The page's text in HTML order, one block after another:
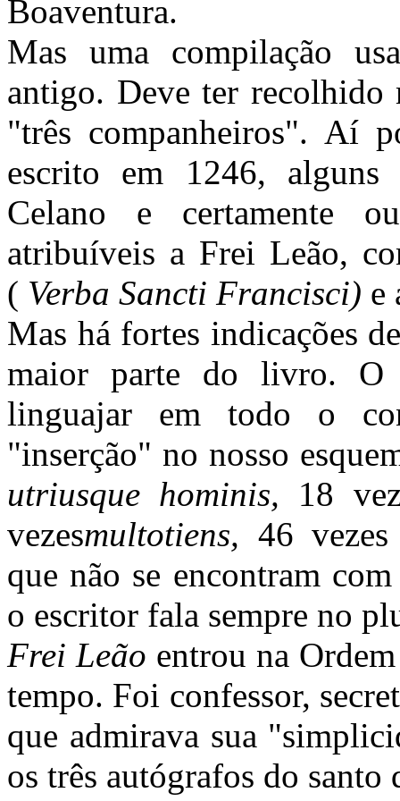
Boaventura.
Mas uma compilação
antigo. Deve ter recolhido
"três companheiros". Aí
escrito em 1246,
Celano e certamente
atribuíveis a Frei Leão,
( Verba Sancti Francisci) e
Mas há fortes indicações
maior parte do livro. O
linguajar em todo o
"inserção" no nosso
utriusque hominis, 18
vezesmultotiens, 46
que não se encontram
o escritor fala sempre no
Frei Leão entrou na
tempo. Foi confessor,
que admirava sua
os três autógrafos do